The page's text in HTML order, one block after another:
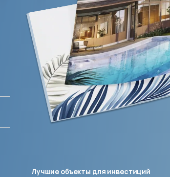
Лучшие объекты для инвестиций